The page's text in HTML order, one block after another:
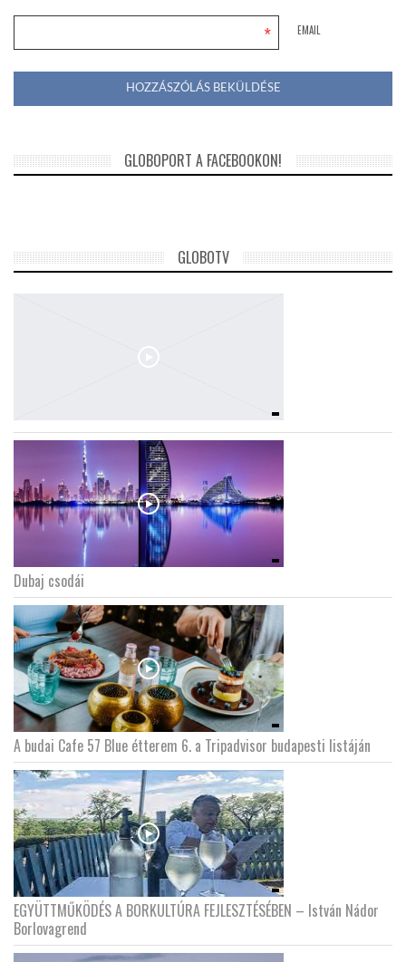
EMAIL
*
GLOBOPORT A FACEBOOKON!
GLOBOTV
Dubaj csodái
A budai Cafe 57 Blue étterem 6. a Tripadvisor budapesti listáján
EGYÜTTMŰKÖDÉS A BORKULTÚRA FEJLESZTÉSÉBEN – István Nádor
Borlovagrend